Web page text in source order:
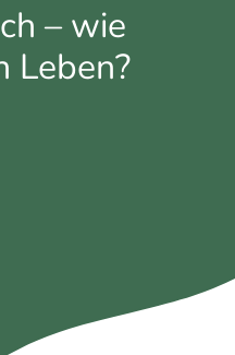
– wie
Leben?